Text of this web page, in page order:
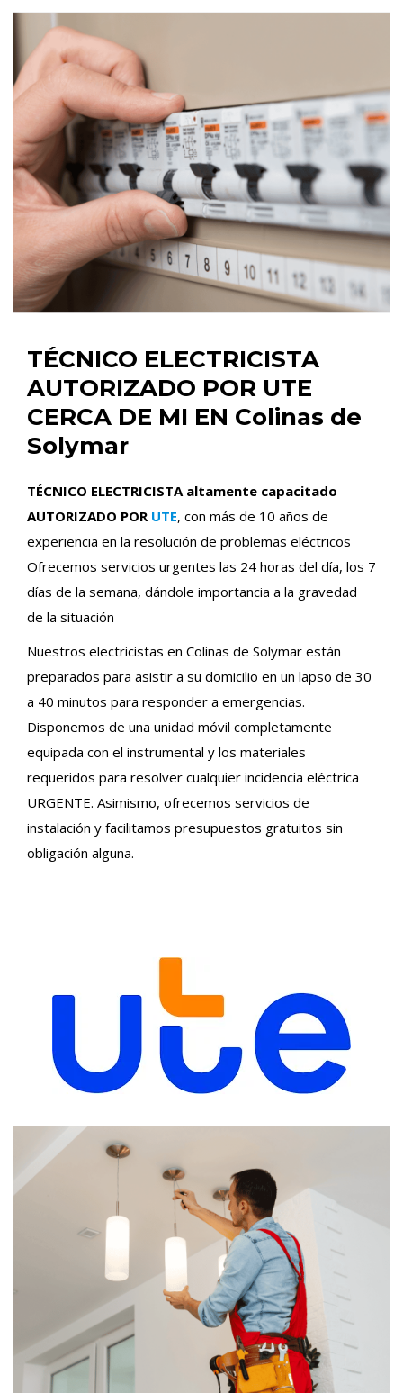
TÉCNICO ELECTRICISTA
AUTORIZADO POR UTE
CERCA DE MI EN Colinas de
Solymar
TÉCNICO ELECTRICISTA altamente capacitado
AUTORIZADO POR UTE, con más de 10 años de
experiencia en la resolución de problemas eléctricos
Ofrecemos servicios urgentes las 24 horas del día, los 7
días de la semana, dándole importancia a la gravedad
de la situación
Nuestros electricistas en Colinas de Solymar están
preparados para asistir a su domicilio en un lapso de 30
a 40 minutos para responder a emergencias.
Disponemos de una unidad móvil completamente
equipada con el instrumental y los materiales
requeridos para resolver cualquier incidencia eléctrica
URGENTE. Asimismo, ofrecemos servicios de
instalación y facilitamos presupuestos gratuitos sin
obligación alguna.